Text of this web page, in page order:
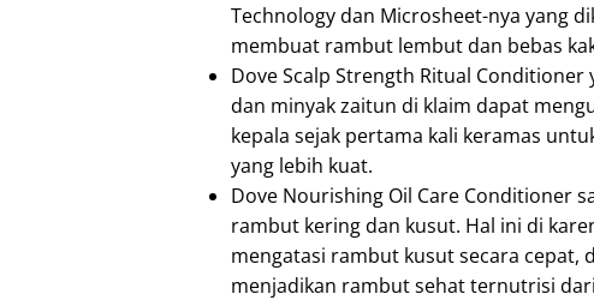
Technology dan Microsheet-nya yang
membuat rambut lembut dan bebas
Dove Scalp Strength Ritual
dan minyak zaitun di klaim dapat
kepala sejak pertama kali keramas
yang lebih kuat.
Dove Nourishing Oil Care Conditioner
rambut kering dan kusut. Hal ini di
mengatasi rambut kusut secara cepat,
menjadikan rambut sehat ternutrisi